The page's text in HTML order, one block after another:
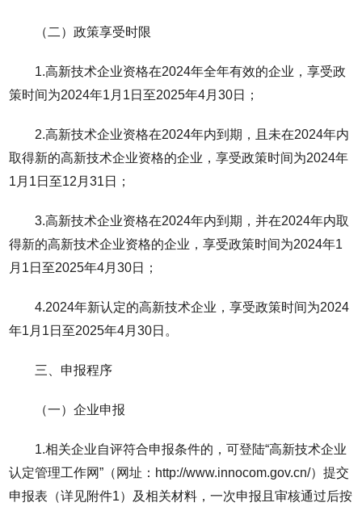
（二）政策享受时限
1.高新技术企业资格在2024年全年有效的企业，享受政
策时间为2024年1月1日至2025年4月30日；
2.高新技术企业资格在2024年内到期，且未在2024年内
取得新的高新技术企业资格的企业，享受政策时间为2024年
1月1日至12月31日；
3.高新技术企业资格在2024年内到期，并在2024年内取
得新的高新技术企业资格的企业，享受政策时间为2024年1
月1日至2025年4月30日；
4.2024年新认定的高新技术企业，享受政策时间为2024
年1月1日至2025年4月30日。
三、申报程序
（一）企业申报
1.相关企业自评符合申报条件的，可登陆“高新技术企业
认定管理工作网”（网址：http://www.innocom.gov.cn/）提交
申报表（详见附件1）及相关材料，一次申报且审核通过后按